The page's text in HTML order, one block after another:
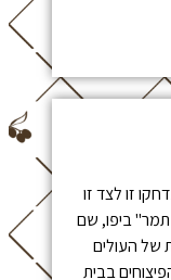
נדחקו זו לצד זו
תמר" ביפו, שם
של העולים
בבית